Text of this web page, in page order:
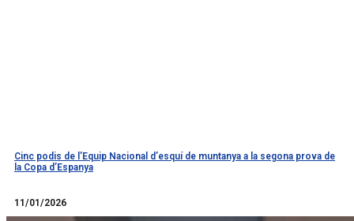
Cinc podis de l’Equip Nacional d’esquí de muntanya a la segona prova de
la Copa d’Espanya
11/01/2026